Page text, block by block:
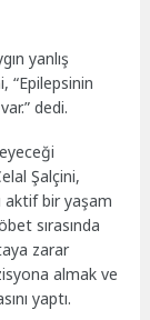
yanlış
“Epilepsinin
dedi.
Şalçini,
aktif bir yaşam
sırasında
zarar
almak ve
yaptı.